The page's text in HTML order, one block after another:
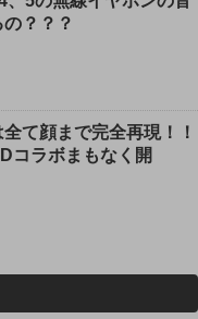
？？？
て顔まで完全再現！！
コラボまもなく開